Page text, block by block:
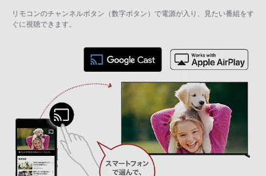
リモコンのチャンネルボタン（数字ボタン）で電源が入り、見たい番組をす
ぐに視聴できます。